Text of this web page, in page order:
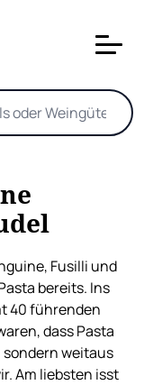
Fusilli und
bereits. Ins
40 führenden
dass Pasta
weitaus
Am liebsten isst